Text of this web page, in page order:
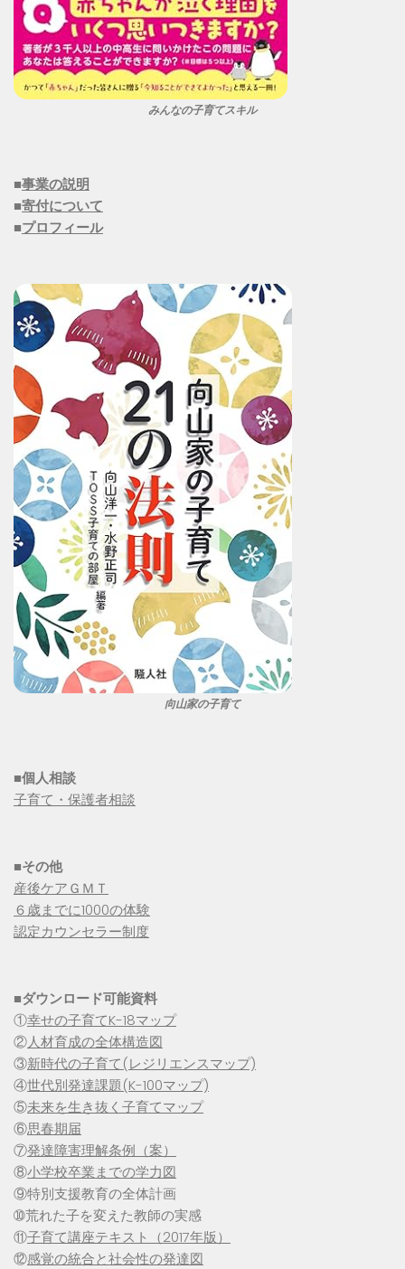
みんなの子育てスキル
■事業の説明
■寄付について
■プロフィール
向山家の子育て
■個人相談
子育て・保護者相談
■その他
産後ケアＧＭＴ
６歳までに1000の体験
認定カウンセラー制度
■ダウンロード可能資料
①幸せの子育てK-18マップ
②人材育成の全体構造図
③新時代の子育て(レジリエンスマップ)
④世代別発達課題(K-100マップ)
⑤未来を生き抜く子育てマップ
⑥思春期届
⑦発達障害理解条例（案）
⑧小学校卒業までの学力図
⑨特別支援教育の全体計画
➉荒れた子を変えた教師の実感
⑪子育て講座テキスト（2017年版）
⑫感覚の統合と社会性の発達図